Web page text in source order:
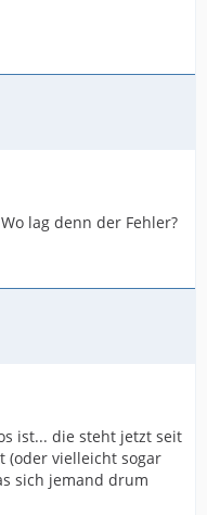
lag denn der Fehler?
ist... die steht jetzt seit
(oder vielleicht sogar
sich jemand drum